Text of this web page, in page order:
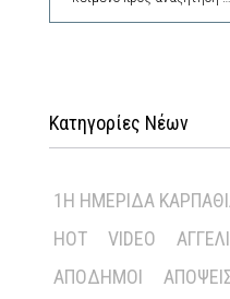
Κατηγορίες Νέων
1Η ΗΜΕΡΊΔΑ
HOT
VIDEO
ΑΠΌΔΗΜΟΙ